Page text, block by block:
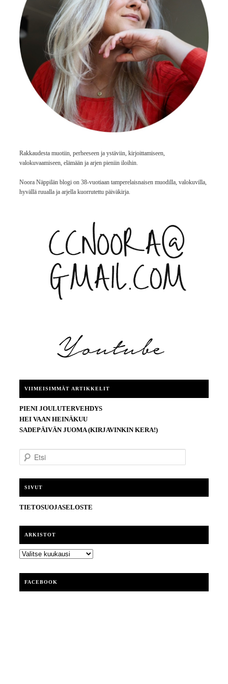
Rakkaudesta muotiin, perheeseen ja ystäviin, kirjoittamiseen,
valokuvaamiseen, elämään ja arjen pieniin iloihin.
Noora Näppilän blogi on 38-vuotiaan tamperelaisnaisen muodilla, valokuvilla,
hyvällä ruualla ja arjella kuorrutettu päiväkirja.
VIIMEISIMMÄT ARTIKKELIT
PIENI JOULUTERVEHDYS
HEI VAAN HEINÄKUU
SADEPÄIVÄN JUOMA (KIRJAVINKIN KERA!)
SIVUT
TIETOSUOJASELOSTE
ARKISTOT
ARKISTOT
FACEBOOK